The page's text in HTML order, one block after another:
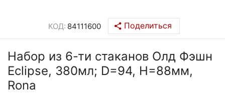
КОД: 84111600 Поделиться
Набор из 6-ти стаканов Олд Фэшн
Eclipse, 380мл; D=94, H=88мм,
Rona